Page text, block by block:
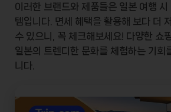
이러한 브랜드와 제품들은 일본 여행 시
템입니다. 면세 혜택을 활용해 보다 더
수 있으니, 꼭 체크해보세요! 다양한 쇼
일본의 트렌디한 문화를 체험하는 기회
니다.